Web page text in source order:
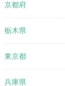
京都府
栃木県
東京都
兵庫県